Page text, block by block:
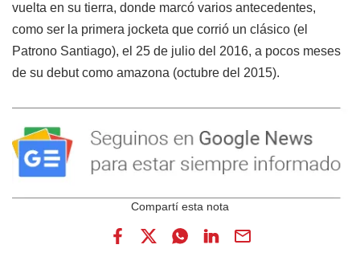
vuelta en su tierra, donde marcó varios antecedentes,
como ser la primera jocketa que corrió un clásico (el
Patrono Santiago), el 25 de julio del 2016, a pocos meses
de su debut como amazona (octubre del 2015).